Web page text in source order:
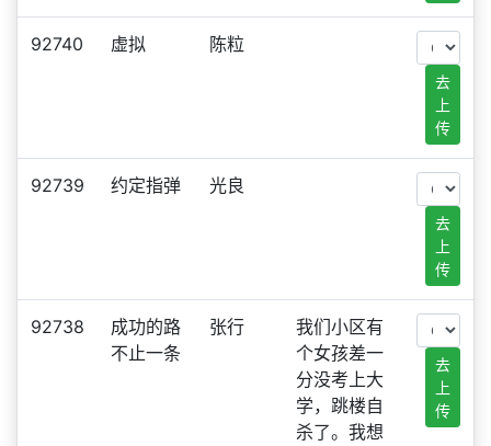
92740 虚拟 陈粒
去
上
传
92739 约定指弹 光良
去
上
传
92738
成功的路
不止一条
张行
我们小区有
个女孩差一
分没考上大
学，跳楼自
杀了。我想
去
上
传